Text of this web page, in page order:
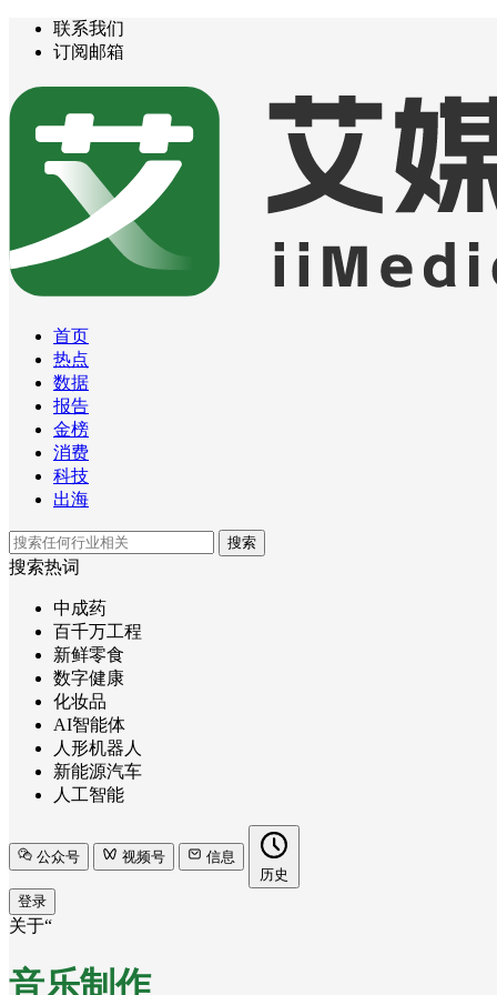
联系我们
订阅邮箱
首页
热点
数据
报告
金榜
消费
科技
出海
搜索
搜索热词
中成药
百千万工程
新鲜零食
数字健康
化妆品
AI智能体
人形机器人
新能源汽车
人工智能
公众号 视频号
信息
历史
登录
关于“
音乐制作